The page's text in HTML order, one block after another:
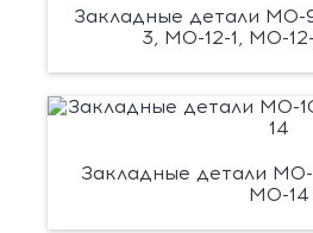
Закладные детали
3, М0-12-1, М0-
Закладные детали
М0-14